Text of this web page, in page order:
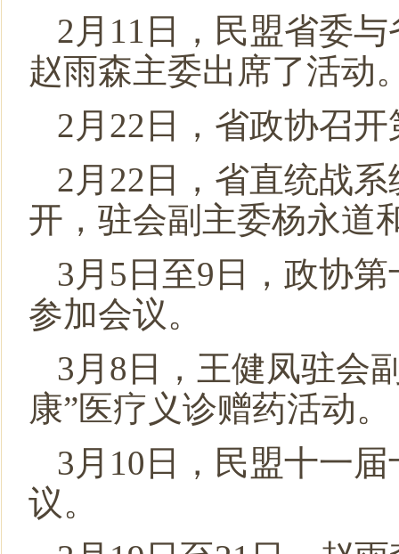
2月11日，民盟省委
赵雨森主委出席了活动
2月22日，省政协召
2月22日，省直统战
开，驻会副主委杨永道
3月5日至9日，政协
参加会议。
3月8日，王健凤驻会
康”医疗义诊赠药活动。
3月10日，民盟十一
议。